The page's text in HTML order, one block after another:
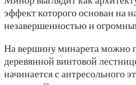
эффект которого основан на
незавершенностью и
На вершину минарета можно
деревянной винтовой
начинается с антресольного